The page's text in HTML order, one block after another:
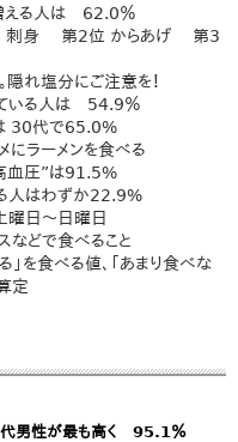
る人は 62.0％
刺身 第2位 からあげ 第3
れ塩分にご注意を！
ている人は 54.9％
30代で65.0%
ラーメンを食べる
血圧”は91.5%
人はわずか22.9%
曜日～日曜日
などで食べること
」を食べる値、「あまり食べな
定
男性が最も高く 95.1％